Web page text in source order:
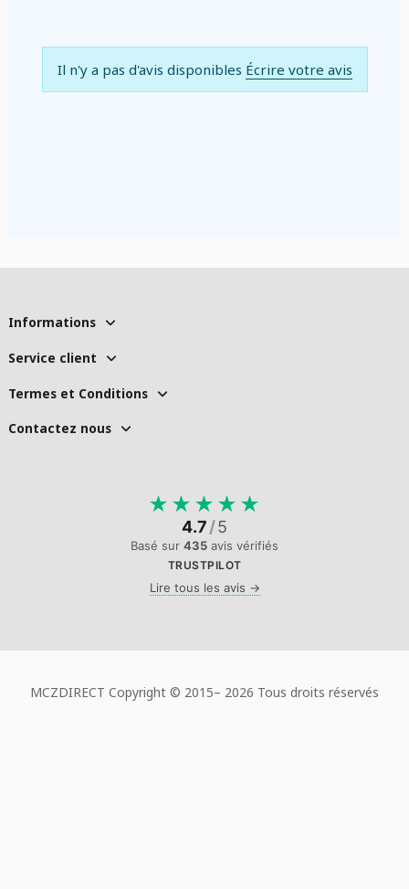
Il n'y a pas d'avis disponibles Écrire votre avis
Informations
Service client
Termes et Conditions
Contactez nous
★ ★ ★ ★ ★
4.7/5
Basé sur 435 avis vérifiés
TRUSTPILOT
Lire tous les avis →
MCZDIRECT Copyright © 2015– 2026 Tous droits réservés